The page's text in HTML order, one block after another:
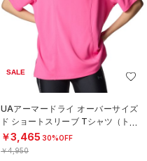
SALE
UAアーマードライ オーバーサイズ
ド ショートスリーブ Tシャツ（トレ
ーニング/WOMEN）
￥3,465 30%OFF
￥4,950